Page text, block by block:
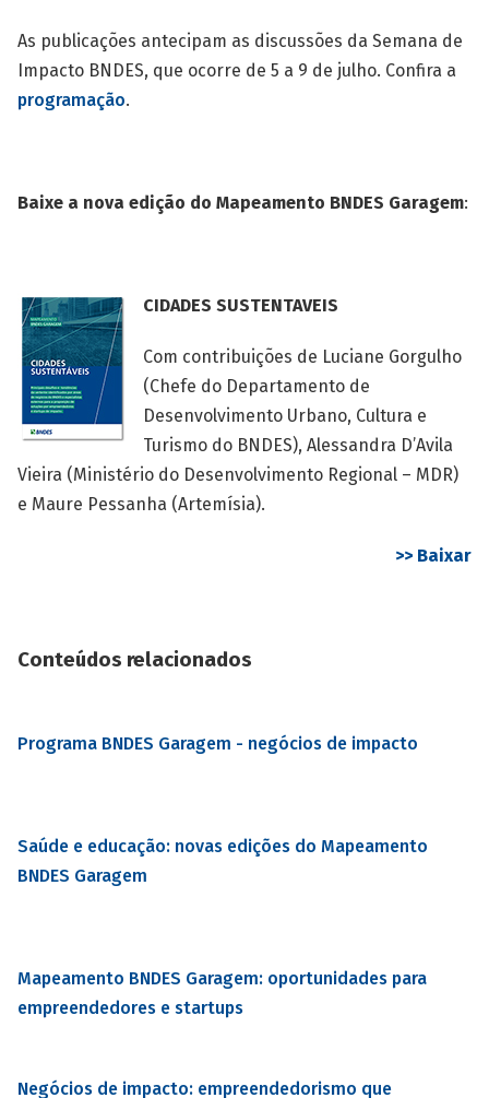
As publicações antecipam as discussões da Semana de
Impacto BNDES, que ocorre de 5 a 9 de julho. Confira a
programação.
Baixe a nova edição do Mapeamento BNDES Garagem:
CIDADES SUSTENTAVEIS
Com contribuições de Luciane Gorgulho
(Chefe do Departamento de
Desenvolvimento Urbano, Cultura e
Turismo do BNDES), Alessandra D’Avila
Vieira (Ministério do Desenvolvimento Regional – MDR)
e Maure Pessanha (Artemísia).
>> Baixar
Conteúdos relacionados
Programa BNDES Garagem - negócios de impacto
Saúde e educação: novas edições do Mapeamento
BNDES Garagem
Mapeamento BNDES Garagem: oportunidades para
empreendedores e startups
Negócios de impacto: empreendedorismo que